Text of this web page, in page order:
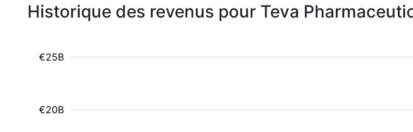
Historique des revenus pour Teva
€20B
€25B